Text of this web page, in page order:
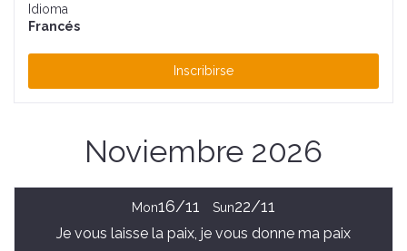
Idioma
Francés
Inscribirse
Noviembre 2026
Mon16/11 Sun22/11
Je vous laisse la paix, je vous donne ma paix